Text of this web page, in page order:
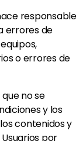
responsable
errores de
o errores de
que no se
y los
contenidos y
por